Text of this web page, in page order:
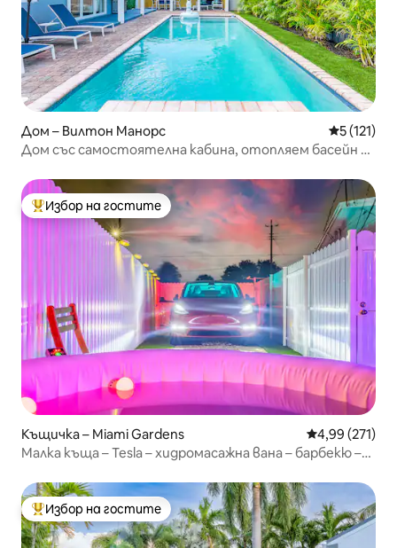
Дом – Вилтон Манорс Средна
5 (121)
Дом със самостоятелна кабина, отопляем басейн и
Най-популярен избор на гостите
Избор на гостите
Къщичка – Miami Gardens Средна
4,99 (271)
Малка къща – Tesla – хидромасажна вана – барбекю –
Най-популярен избор на гостите
Избор на гостите